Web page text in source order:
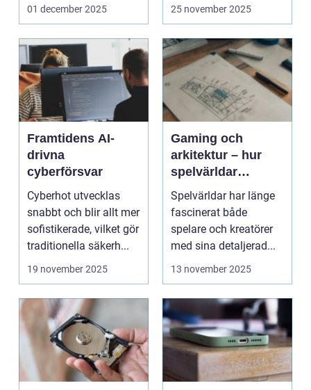
01 december 2025 25 november 2025
Framtidens AI-
drivna
cyberförsvar
Cyberhot utvecklas
snabbt och blir allt mer
sofistikerade, vilket gör
traditionella säkerh...
19 november 2025
Gaming och
arkitektur – hur
spelvärldar
inspirerar verklig
stadsplanering
Spelvärldar har länge
fascinerat både
spelare och kreatörer
med sina detaljerad...
13 november 2025